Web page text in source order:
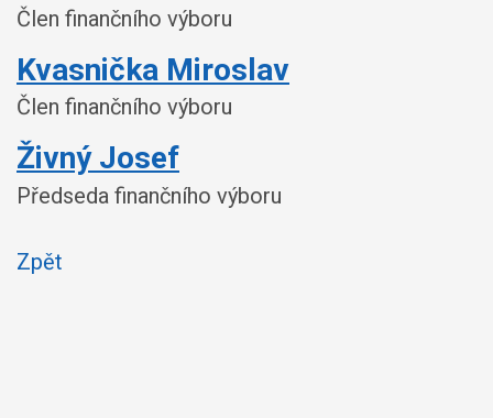
Člen finančního výboru
Kvasnička Miroslav
Člen finančního výboru
Živný Josef
Předseda finančního výboru
Zpět